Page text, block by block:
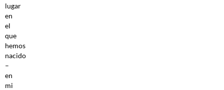
lugar
en
el
que
hemos
nacido
–
en
mi